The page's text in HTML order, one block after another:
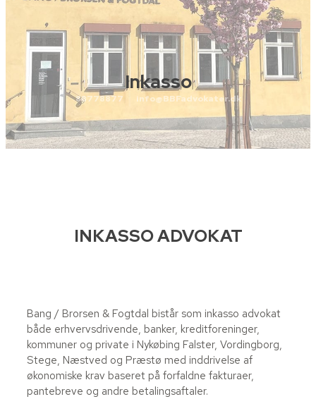
Inkasso
88778877 info@BBFadvokater.dk
INKASSO ADVOKAT
Bang / Brorsen & Fogtdal bistår som inkasso advokat
både erhvervsdrivende, banker, kreditforeninger,
kommuner og private i Nykøbing Falster, Vordingborg,
Stege, Næstved og Præstø med inddrivelse af
økonomiske krav baseret på forfaldne fakturaer,
pantebreve og andre betalingsaftaler.​